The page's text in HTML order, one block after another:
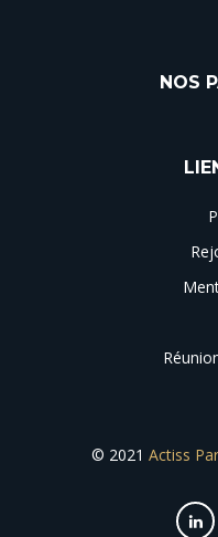
NOS
© 2021 Actiss